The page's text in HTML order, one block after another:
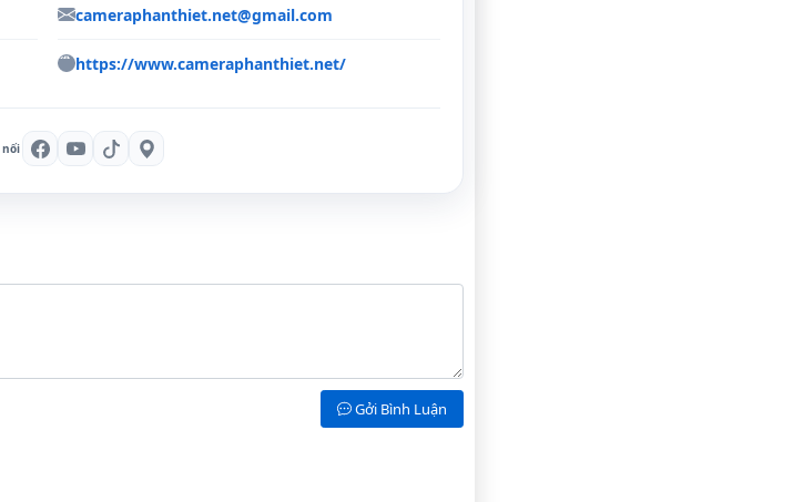
cameraphanthiet.net@gmail.com
https://www.cameraphanthiet.net/
Gởi Bình Luận